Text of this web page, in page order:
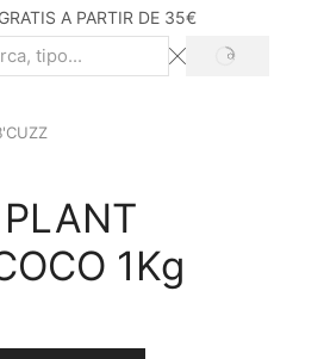
A PARTIR DE 35€
SEARCH
1Kg